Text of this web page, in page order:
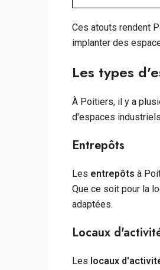
Ces atouts rendent
implanter des
Les types
À Poitiers, il y a
d'espaces
Entrepôts
Les entrepôts à
Que ce soit pour la
adaptées.
Locaux
Les locaux